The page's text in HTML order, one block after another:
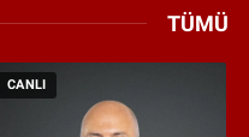
TÜMÜ
CANLI